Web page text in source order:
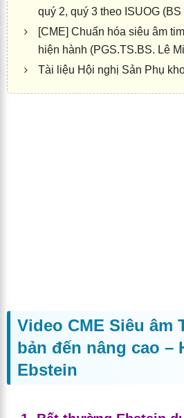
quý 2, quý 3 theo ISUOG
[CME] Chuẩn hóa siêu âm
hiện hành (PGS.TS.BS. Lê
Tài liệu Hội nghị Sản Phụ
Video CME Siêu âm
bản đến nâng cao –
Ebstein